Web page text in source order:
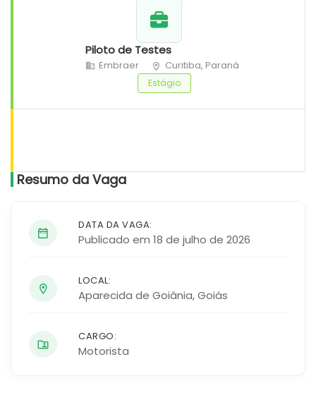
Piloto de Testes
Embraer Curitiba, Paraná
Estágio
Resumo da Vaga
DATA DA VAGA:
Publicado em 18 de julho de 2026
LOCAL:
Aparecida de Goiânia,Goiás
CARGO:
Motorista